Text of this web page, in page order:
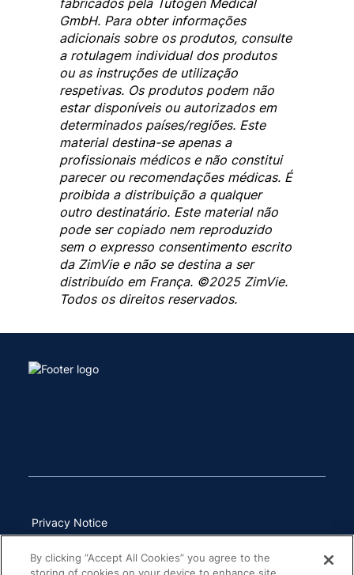
GmbH. Para obter informações
adicionais sobre os produtos, consulte
a rotulagem individual dos produtos
ou as instruções de utilização
respetivas. Os produtos podem não
estar disponíveis ou autorizados em
determinados países/regiões. Este
material destina-se apenas a
profissionais médicos e não constitui
parecer ou recomendações médicas. É
proibida a distribuição a qualquer
outro destinatário. Este material não
pode ser copiado nem reproduzido
sem o expresso consentimento escrito
da ZimVie e não se destina a ser
distribuído em França. ©2025 ZimVie.
Todos os direitos reservados.
Privacy Notice
Terms of Use
By clicking “Accept All Cookies” you agree to the